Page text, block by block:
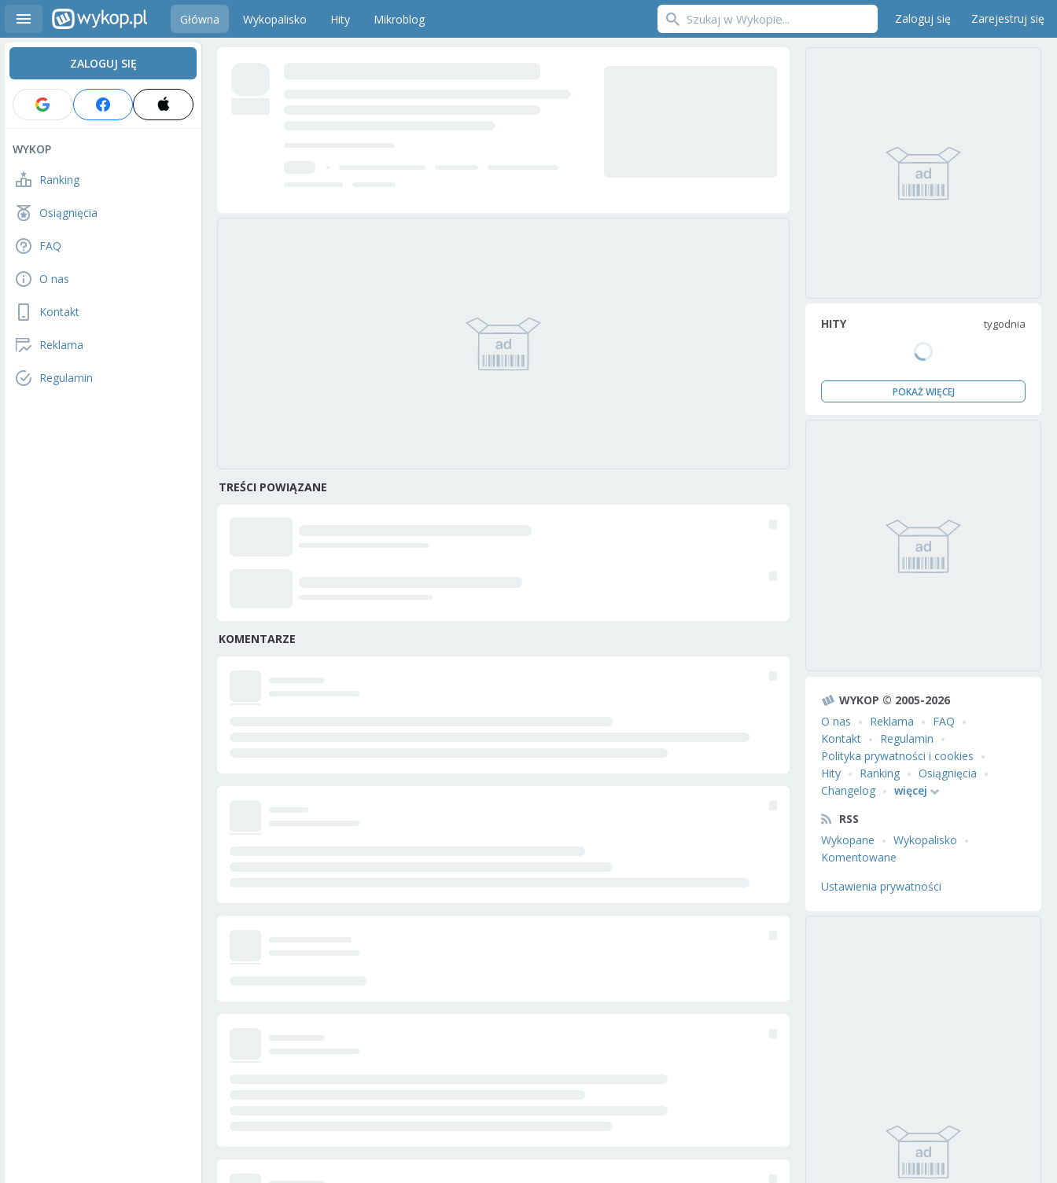
Główna Wykopalisko Hity Mikroblog Zaloguj się Zarejestruj się
ZALOGUJ SIĘ
WYKOP
Ranking
Osiągnięcia
FAQ
O nas
Kontakt
Reklama
Regulamin
TREŚCI POWIĄZANE
KOMENTARZE
HITY tygodnia
POKAŻ WIĘCEJ
WYKOP © 2005-2026
O nas
Reklama
FAQ
Kontakt
Regulamin
Polityka prywatności i cookies
Hity
Ranking
Osiągnięcia
Changelog
więcej
RSS
Wykopane
Wykopalisko
Komentowane
Ustawienia prywatności